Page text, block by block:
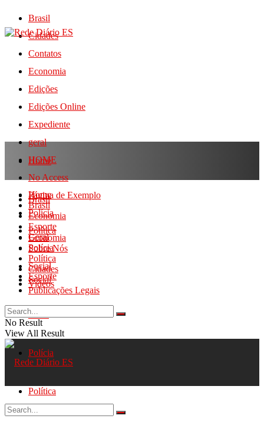
Brasil
Cidades
Contatos
Economia
Edições
Edições Online
Expediente
geral
HOME
No Access
Página de Exemplo
Polícia
Política
Sobre Nós
Social
Videos
Home
Brasil
Economia
Esporte
Geral
Polícia
Política
Home
Brasil
Economia
Esporte
Geral
Polícia
Política
Cidades
Social
Publicações Legais
No Result
View All Result